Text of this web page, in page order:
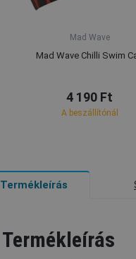
Mad Wave
Mad Wave Chilli Swim
4 190 Ft
A beszállítónál
Termékleírás
Termékleírás